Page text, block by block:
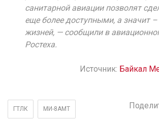
санитарной авиации позволят
еще более доступными, а значит
жизней, — сообщили в
Ростеха.
Источник: Байкал
ГТЛК МИ-8АМТ